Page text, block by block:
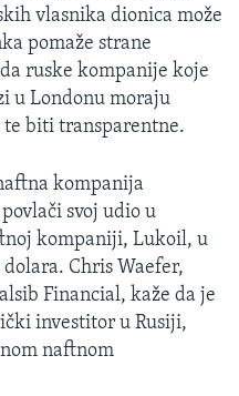
vlasnika dionica može
pomaže strane
ruske kompanije koje
u Londonu moraju
te biti transparentne.
kompanija
svoj udio u
kompaniji, Lukoil, u
Chris Waefer,
Financial, kaže da je
investitor u Rusiji,
naftnom